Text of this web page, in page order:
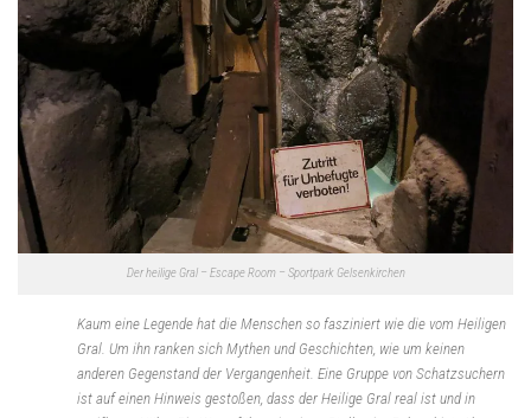
Der heilige Gral – Escape Room – Sportpark Gelsenkirchen
Kaum eine Legende hat die Menschen so fasziniert wie die vom Heiligen
Gral. Um ihn ranken sich Mythen und Geschichten, wie um keinen
anderen Gegenstand der Vergangenheit. Eine Gruppe von Schatzsuchern
ist auf einen Hinweis gestoßen, dass der Heilige Gral real ist und in